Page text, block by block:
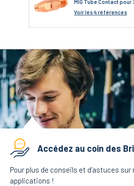
MIG Tube Contact pour
Voirles 4 références
Accédez au coin des
Pour plus de conseils et d’astuces
applications !